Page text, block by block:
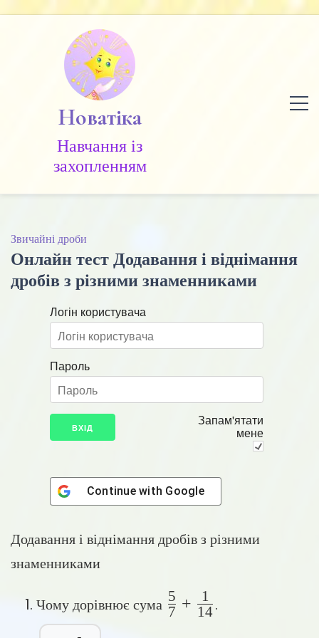
Новатіка
Навчання із
захопленням
Звичайні дроби
Онлайн тест Додавання і віднімання
дробів з різними знаменниками
Логін користувача
Пароль
Запам'ятати
мене
Continue with Google
Додавання і віднімання дробів з різними
знаменниками
1. Чому дорівнює сума \frac{5}
{7} +
7
5 + 14
1 .